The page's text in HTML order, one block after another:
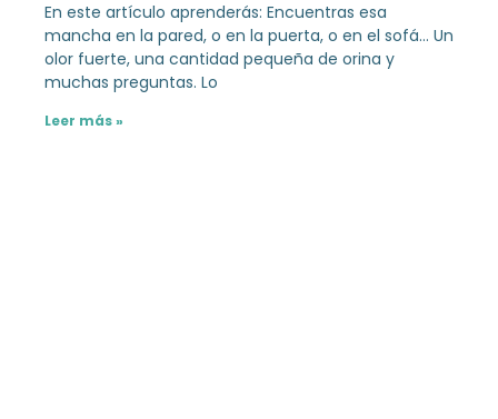
En este artículo aprenderás: Encuentras esa
mancha en la pared, o en la puerta, o en el sofá… Un
olor fuerte, una cantidad pequeña de orina y
muchas preguntas. Lo
Leer más »